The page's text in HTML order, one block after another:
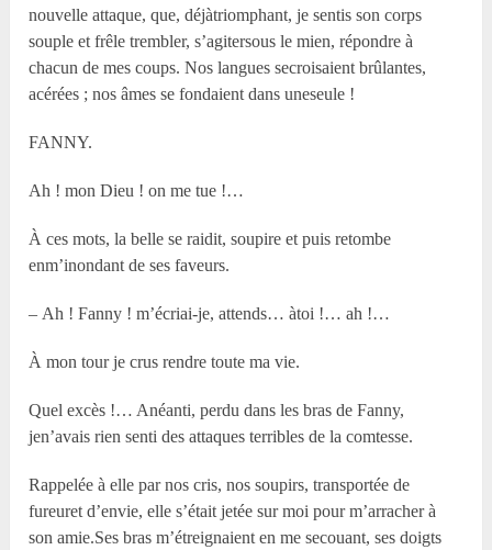
nouvelle attaque, que, déjàtriomphant, je sentis son corps
souple et frêle trembler, s’agitersous le mien, répondre à
chacun de mes coups. Nos langues secroisaient brûlantes,
acérées ; nos âmes se fondaient dans uneseule !
FANNY.
Ah ! mon Dieu ! on me tue !…
À ces mots, la belle se raidit, soupire et puis retombe
enm’inondant de ses faveurs.
– Ah ! Fanny ! m’écriai-je, attends… àtoi !… ah !…
À mon tour je crus rendre toute ma vie.
Quel excès !… Anéanti, perdu dans les bras de Fanny,
jen’avais rien senti des attaques terribles de la comtesse.
Rappelée à elle par nos cris, nos soupirs, transportée de
fureuret d’envie, elle s’était jetée sur moi pour m’arracher à
son amie.Ses bras m’étreignaient en me secouant, ses doigts